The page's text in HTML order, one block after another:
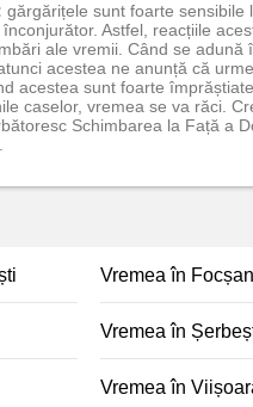
gărgărițele sunt foarte sensibile
Astfel, reacțiile
ale vremii. Când se adună
acestea ne anunță că
acestea sunt foarte
caselor, vremea se va răci.
Schimbarea la Față a
Vremea în
Vremea în
Vremea în